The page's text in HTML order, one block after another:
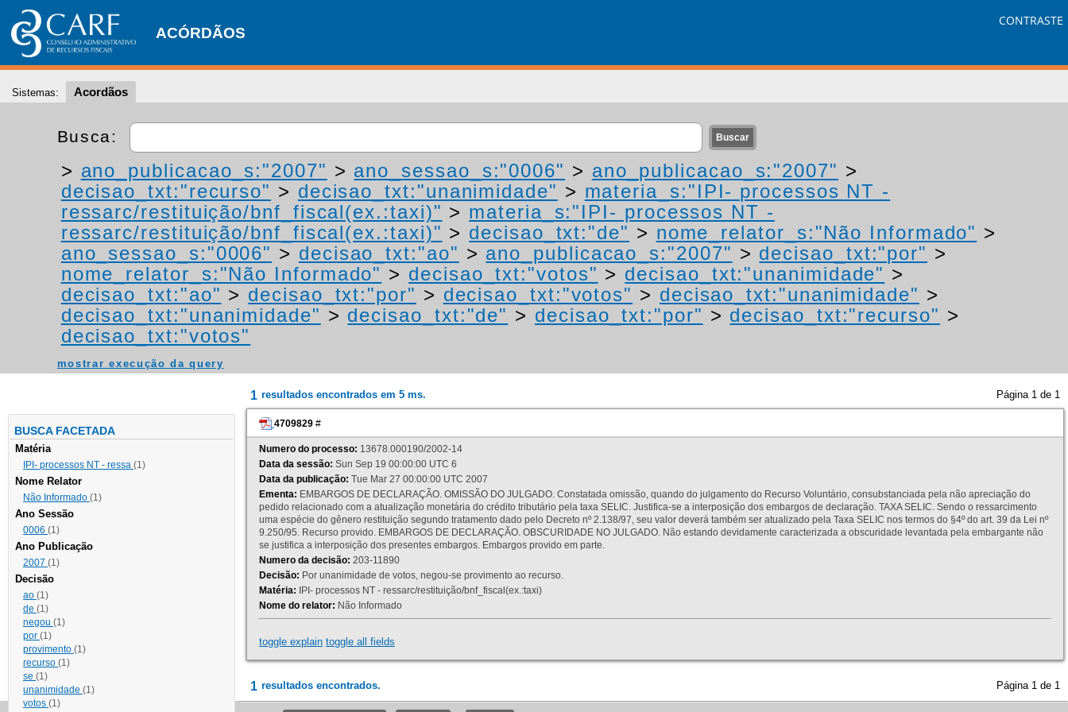
ACÓRDÃOS
CONTRASTE
Sistemas: Acordãos
Busca:
> ano_publicacao_s:"2007" > ano_sessao_s:"0006" > ano_publicacao_s:"2007" >
decisao_txt:"recurso" > decisao_txt:"unanimidade" > materia_s:"IPI- processos NT -
ressarc/restituição/bnf_fiscal(ex.:taxi)" > materia_s:"IPI- processos NT -
ressarc/restituição/bnf_fiscal(ex.:taxi)" > decisao_txt:"de" > nome_relator_s:"Não Informado" >
ano_sessao_s:"0006" > decisao_txt:"ao" > ano_publicacao_s:"2007" > decisao_txt:"por" >
nome_relator_s:"Não Informado" > decisao_txt:"votos" > decisao_txt:"unanimidade" >
decisao_txt:"ao" > decisao_txt:"por" > decisao_txt:"votos" > decisao_txt:"unanimidade" >
decisao_txt:"unanimidade" > decisao_txt:"de" > decisao_txt:"por" > decisao_txt:"recurso" >
decisao_txt:"votos"
mostrar execução da query
BUSCA FACETADA
Matéria
IPI- processos NT - ressa (1)
Nome Relator
Não Informado (1)
Ano Sessão
0006 (1)
Ano Publicação
2007 (1)
Decisão
ao (1)
de (1)
negou (1)
por (1)
provimento (1)
recurso (1)
se (1)
unanimidade (1)
votos (1)
1 resultados encontrados em 5 ms. Página 1 de 1
4709829 #
Numero do processo: 13678.000190/2002-14
Data da sessão: Sun Sep 19 00:00:00 UTC 6
Data da publicação: Tue Mar 27 00:00:00 UTC 2007
Ementa: EMBARGOS DE DECLARAÇÃO. OMISSÃO DO JULGADO. Constatada omissão, quando do julgamento do Recurso Voluntário, consubstanciada pela não apreciação do
pedido relacionado com a atualização monetária do crédito tributário pela taxa SELIC. Justifica-se a interposição dos embargos de declaração. TAXA SELIC. Sendo o ressarcimento
uma espécie do gênero restituição segundo tratamento dado pelo Decreto nº 2.138/97, seu valor deverá também ser atualizado pela Taxa SELIC nos termos do §4º do art. 39 da Lei nº
9.250/95. Recurso provido. EMBARGOS DE DECLARAÇÃO. OBSCURIDADE NO JULGADO. Não estando devidamente caracterizada a obscuridade levantada pela embargante não
se justifica a interposição dos presentes embargos. Embargos provido em parte.
Numero da decisão: 203-11890
Decisão: Por unanimidade de votos, negou-se provimento ao recurso.
Matéria: IPI- processos NT - ressarc/restituição/bnf_fiscal(ex.:taxi)
Nome do relator: Não Informado
toggle explain toggle all fields
1 resultados encontrados. Página 1 de 1